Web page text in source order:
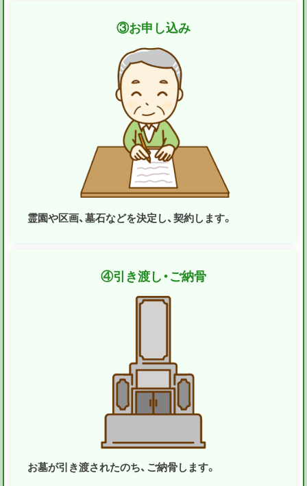
③お申し込み
霊園や区画、墓石などを決定し、契約します。
④引き渡し・ご納骨
お墓が引き渡されたのち、ご納骨します。